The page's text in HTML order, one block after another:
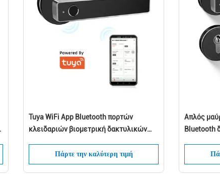
Tuya WiFi App Bluetooth πορτών
κλειδαριών βιομετρική δακτυλικών
ψηφιακή κλειδαριά πορτών Keyless
έξυπνη
Πάρτε την καλύτερη τιμή
Απλός
Bluetooth